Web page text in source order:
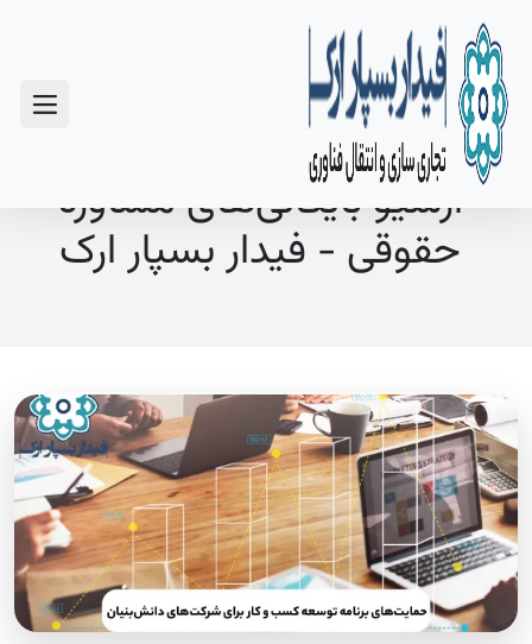
آرشیو بایگانی‌های مشاوره
حقوقی - فیدار بسپار ارک